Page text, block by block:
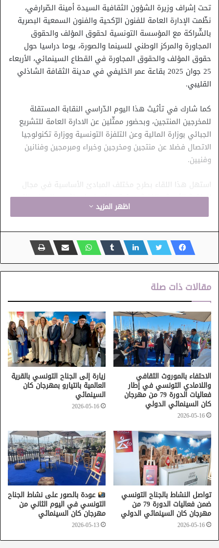
تحت إشراف وزيرة الشؤون الثقافية السيدة أمينة الصّرارفي،
نظّمت الإدارة العامة للفنون الرّكحية والفنون السمعية البصرية
بالشّراكة مع المؤسسة التونسية لحقوق المؤلف والحقوق
المجاورة والمركز الوطني للسينما والصورة، يوما دراسيا حول
حقوق المؤلف والحقوق المجاورة في القطاع السينمائي، الأربعاء
25 جوان 2025 بقاعة عمر الخليفي في مدينة الثقافة الشاذلي
القليبي.
كما شارك في تأثيث هذا اليوم الدّراسي النقابة المستقلة
للمخرجين المنتجين، وبحضور ممثّلين عن الادارة العامة للتشريع
الجبائي بوزارة المالية وعن التلفزة التونسية ووزارة تكنولوجيا
الاتصال فضلا عن منتجين ومخرجين وخبراء ومبرمجين وفنانين
وفنيين.
استهل هذا اللقاء بطرح مختلف المبادئ الأساسية في مجال
الملكية الأدبية والفنية حيث تم التعرض لجملة من المحاور التي
طالت مفهوم المؤلف ( صاحب العمل الأصلي) وشروط الانخراط
تونس من بينها إتفاقية بارن لحماية المصنفات الأدبية والفنية
المؤرخة في 09 سبتمبر 1886 والإتفاقية العالمية لحق المؤلف (أو
إتفاقية اليونسكو) لسنة 1952 والقانون عدد 36 لسنة في 24
فيفري 1994المنقح والمتمم بالقانون عدد 33 لسنة 2009 المؤرخ
في 23 جوان 2009
كما تم في المحور الثاني التطرق لرهانات انتاج واستغلال
المصنف السمعي البصري والسينمائي من خلال مسألة عقود
الإنتاج التي تتقاطع فيها الجوانب الفنية والاقتصادية والقانونية
ودور المؤسسة التونسية لحقوق المؤلف والحقوق المجاورة التي
لديها منظومة التصرف الجماعي ومن مهامها تحصيل الايرادات
المادية للأثر الفني عند عرضها في القاعات أو على منصات
العرض واستخلاص وتوزيع المستحقات وذلك بطلب من الفنان
المنخرط بالمؤسسة التونسية لحقوق المؤلف والحقوق المجاورة
فضلا عن تناول مسألة التشريع الجبائي وصندوق دعم التغطية
التذاكر المقتناة خلال كل الفعاليات الثقافية.
وبالنسبة لاستغلال المصنفات السمعية البصرية والسينمائية على
الشاشات وعبر القاعات فقد تم عرض تفاصيل عن علاقة الموزّع
بالمنتج وقاعات السينما ومنصات العرض على غرار يوتوب وiptv
وهياكل البث في التلفزات العمومية والخاصة، كما تم التطرق
للاستغلال غير المشروع والمتمثل أساسا في عمليات القرصنة
والاقتباس والتلاعب بمحتوى الأثر الفني دون ترخيص مسبق من
صاحب العمل الأصلي.
اظهر المزيد
مقالات ذات صلة
الاحتفاء بالموروث الثقافي
واللامادي التونسي في إطار
فعاليات الدورة 79 من مهرجان
كان السينمائي الدولي
2026-05-16
زيارة إلى الجناح التونسي بالقرية
العالمية بانتيارو بمهرجان كان
السينمائي
2026-05-16
تواصل النشاط بالجناح التونسي
ضمن فعاليات الدورة 79 من
مهرجان كان السينمائي الدولي
2026-05-16
عودة بالصور على نشاط الجناح
التونسي في اليوم الثاني من
مهرجان كان السينمائي
2026-05-13